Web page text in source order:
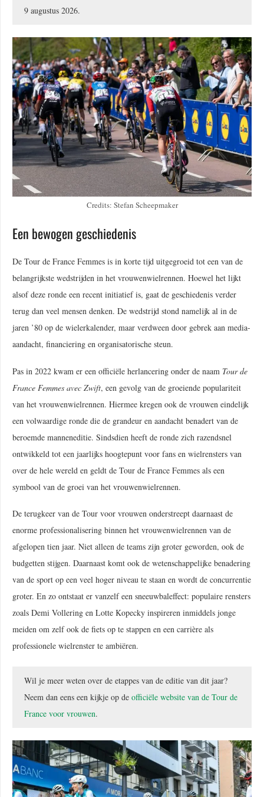
9 augustus 2026.
Credits: Stefan Scheepmaker
Een bewogen geschiedenis
De Tour de France Femmes is in korte tijd uitgegroeid tot een van de
belangrijkste wedstrijden in het vrouwenwielrennen. Hoewel het lijkt
alsof deze ronde een recent initiatief is, gaat de geschiedenis verder
terug dan veel mensen denken. De wedstrijd stond namelijk al in de
jaren ’80 op de wielerkalender, maar verdween door gebrek aan media-
aandacht, financiering en organisatorische steun.
Pas in 2022 kwam er een officiële herlancering onder de naam Tour de
France Femmes avec Zwift, een gevolg van de groeiende populariteit
van het vrouwenwielrennen. Hiermee kregen ook de vrouwen eindelijk
een volwaardige ronde die de grandeur en aandacht benadert van de
beroemde manneneditie. Sindsdien heeft de ronde zich razendsnel
ontwikkeld tot een jaarlijks hoogtepunt voor fans en wielrensters van
over de hele wereld en geldt de Tour de France Femmes als een
symbool van de groei van het vrouwenwielrennen.
De terugkeer van de Tour voor vrouwen onderstreept daarnaast de
enorme professionalisering binnen het vrouwenwielrennen van de
afgelopen tien jaar. Niet alleen de teams zijn groter geworden, ook de
budgetten stijgen. Daarnaast komt ook de wetenschappelijke benadering
van de sport op een veel hoger niveau te staan en wordt de concurrentie
groter. En zo ontstaat er vanzelf een sneeuwbaleffect: populaire rensters
zoals Demi Vollering en Lotte Kopecky inspireren inmiddels jonge
meiden om zelf ook de fiets op te stappen en een carrière als
professionele wielrenster te ambiëren.
Wil je meer weten over de etappes van de editie van dit jaar?
Neem dan eens een kijkje op de officiële website van de Tour de
France voor vrouwen.